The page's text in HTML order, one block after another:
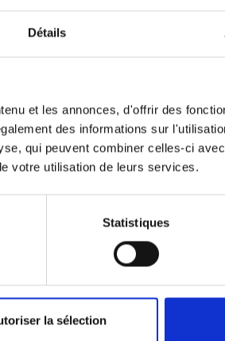
Détails
et les annonces, d'offrir des
des informations sur
qui peuvent combiner celles-ci
votre utilisation de leurs services.
Statistiques
la sélection
événements